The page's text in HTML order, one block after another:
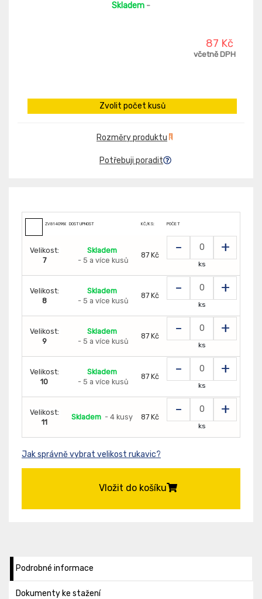
Skladem -
87 Kč
včetně DPH
Zvolit počet kusů
Rozměry produktu
Potřebuji poradit
ZV8140980 DOSTUPNOST KČ/KS: POČET
Velikost:
7
Skladem
- 5 a více kusů
87 Kč - +
ks
Velikost:
8
Skladem
- 5 a více kusů
87 Kč - +
ks
Velikost:
9
Skladem
- 5 a více kusů
87 Kč - +
ks
Velikost:
10
Skladem
- 5 a více kusů
87 Kč - +
ks
Velikost:
11
Skladem - 4 kusy 87 Kč - +
ks
Jak správně vybrat velikost rukavic?
Vložit do košíku
Podrobné informace
Dokumenty ke stažení